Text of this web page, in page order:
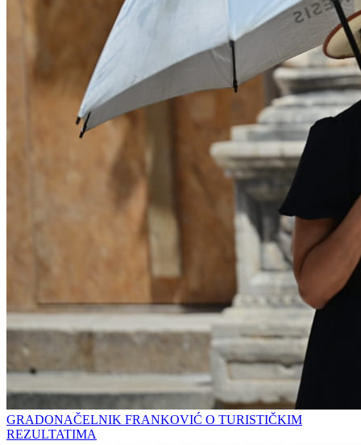
GRADONAČELNIK FRANKOVIĆ O TURISTIČKIM
REZULTATIMA